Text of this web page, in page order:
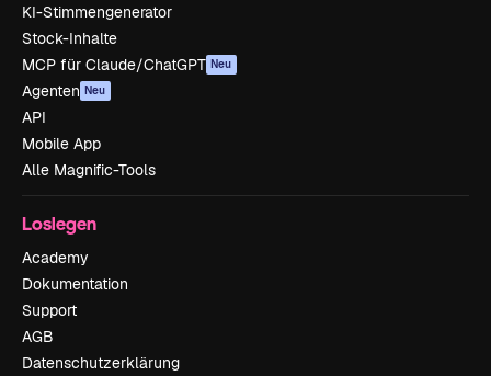
KI-Stimmengenerator
Stock-Inhalte
MCP für Claude/ChatGPT Neu
Agenten Neu
API
Mobile App
Alle Magnific-Tools
Loslegen
Academy
Dokumentation
Support
AGB
Datenschutzerklärung